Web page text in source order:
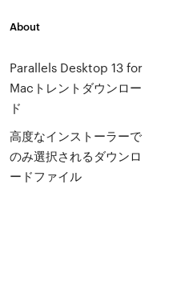
About
Parallels Desktop 13 for
Macトレントダウンロー
ド
高度なインストーラーで
のみ選択されるダウンロ
ードファイル